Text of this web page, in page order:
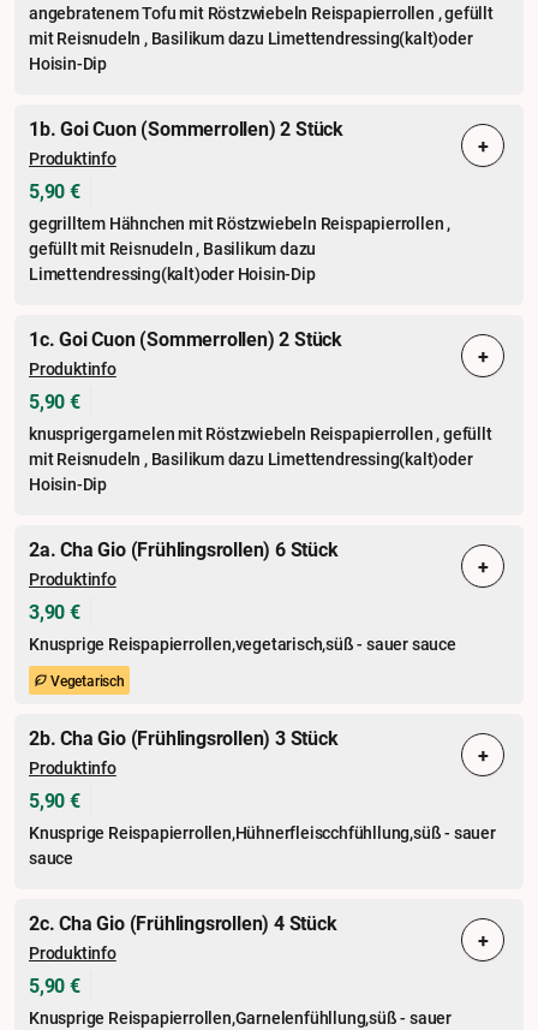
angebratenem Tofu mit Röstzwiebeln Reispapierrollen , gefüllt
mit Reisnudeln , Basilikum dazu Limettendressing(kalt)oder
Hoisin-Dip
1b. Goi Cuon (Sommerrollen) 2 Stück
Produktinfo
5,90 €
gegrilltem Hähnchen mit Röstzwiebeln Reispapierrollen ,
gefüllt mit Reisnudeln , Basilikum dazu
Limettendressing(kalt)oder Hoisin-Dip
+
1c. Goi Cuon (Sommerrollen) 2 Stück
Produktinfo
5,90 €
knusprigergarnelen mit Röstzwiebeln Reispapierrollen , gefüllt
mit Reisnudeln , Basilikum dazu Limettendressing(kalt)oder
Hoisin-Dip
+
2a. Cha Gio (Frühlingsrollen) 6 Stück
Produktinfo
3,90 €
Knusprige Reispapierrollen,vegetarisch,süß - sauer sauce
Vegetarisch
+
2b. Cha Gio (Frühlingsrollen) 3 Stück
Produktinfo
5,90 €
Knusprige Reispapierrollen,Hühnerfleiscchfühllung,süß - sauer
sauce
+
2c. Cha Gio (Frühlingsrollen) 4 Stück
Produktinfo
5,90 €
Knusprige Reispapierrollen,Garnelenfühllung,süß - sauer
+